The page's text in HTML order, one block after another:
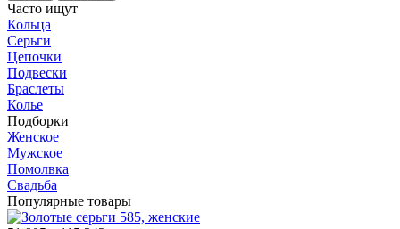
Часто ищут
Кольца
Серьги
Цепочки
Подвески
Браслеты
Колье
Подборки
Женское
Мужское
Помолвка
Свадьба
Популярные товары